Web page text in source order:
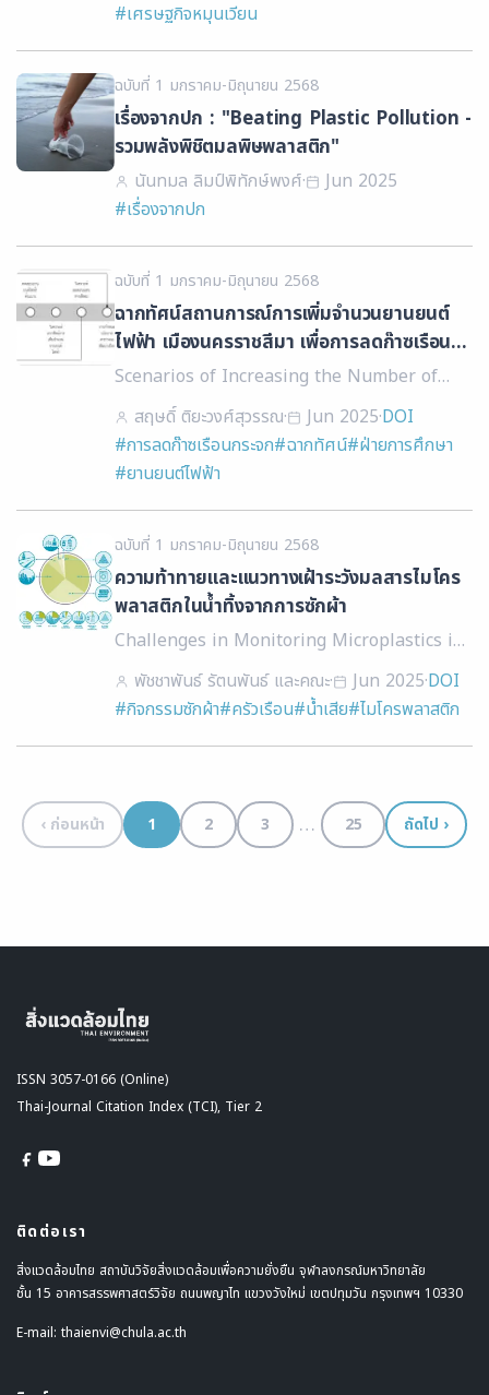
#เศรษฐกิจหมุนเวียน
ฉบับที่ 1 มกราคม-มิถุนายน 2568
เรื่องจากปก : "Beating Plastic Pollution -
รวมพลังพิชิตมลพิษพลาสติก"
นันทมล ลิมป์พิทักษ์พงศ์·
Jun 2025
#เรื่องจากปก
ฉบับที่ 1 มกราคม-มิถุนายน 2568
ฉากทัศน์สถานการณ์การเพิ่มจำนวนยานยนต์
ไฟฟ้า เมืองนครราชสีมา เพื่อการลดก๊าซเรือน
กระจกเปรียบเทียบผลการตอบแทนทางสังคม
Scenarios of Increasing the Number of
Electric Vehicles in Nakhon Ratchasima
City for Reducing Greenhouse Gases and
Comparing the Social Returns
สฤษดิ์ ติยะวงศ์สุวรรณ· Jun 2025·DOI
#การลดก๊าซเรือนกระจก#ฉากทัศน์#ฝ่ายการศึกษา
#ยานยนต์ไฟฟ้า
ฉบับที่ 1 มกราคม-มิถุนายน 2568
ความท้าทายและแนวทางเฝ้าระวังมลสารไมโคร
พลาสติกในน้ำทิ้งจากการซักผ้า
Challenges in Monitoring Microplastics in
Laundry Wastewater
พัชชาพันธ์ รัตนพันธ์ และคณะ· Jun 2025·DOI
#กิจกรรมซักผ้า#ครัวเรือน#น้ำเสีย#ไมโครพลาสติก
‹ ก่อนหน้า 1 2 3 … 25 ถัดไป ›
ISSN 3057-0166 (Online)
Thai-Journal Citation Index (TCI), Tier 2
ติดต่อเรา
สิ่งแวดล้อมไทย สถาบันวิจัยสิ่งแวดล้อมเพื่อความยั่งยืน จุฬาลงกรณ์มหาวิทยาลัย
ชั้น 15 อาคารสรรพศาสตร์วิจัย ถนนพญาไท แขวงวังใหม่ เขตปทุมวัน กรุงเทพฯ 10330
E-mail: thaienvi@chula.ac.th